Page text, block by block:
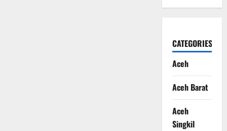
CATEGORIES
Aceh
Aceh Barat
Aceh
Singkil